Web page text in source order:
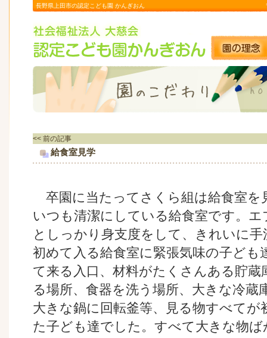
長野県上田市の認定こども園 かんぎおん
<< 前の記事
給食室見学
卒園に当たってさくら組は給食室を
いつも清潔にしている給食室です。
としっかり身支度をして、きれいに
初めて入る給食室に緊張気味の子ども
て来る入口、材料がたくさんある貯
る場所、食器を洗う場所、大きな冷蔵
大きな鍋に回転釜等、見る物すべて
た子ども達でした。すべて大きな物